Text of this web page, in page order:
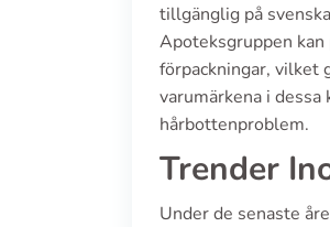
tillgänglig på
Apoteksgruppen
förpackningar, vilket
varumärkena i
hårbottenproblem.
Trender
Under de senaste